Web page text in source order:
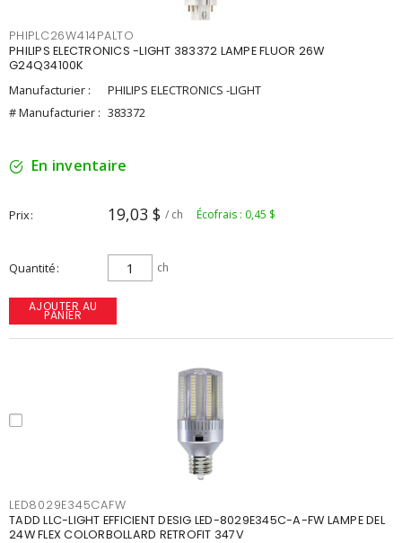
PHIPLC26W414PALTO
PHILIPS ELECTRONICS -LIGHT 383372 LAMPE FLUOR 26W
G24Q34100K
Manufacturier :
PHILIPS ELECTRONICS -LIGHT
# Manufacturier : 383372
En inventaire
Prix 19,03 $ / ch Écofrais : 0,45 $
Quantité ch
AJOUTER AU
PANIER
LED8029E345CAFW
TADD LLC-LIGHT EFFICIENT DESIG LED-8029E345C-A-FW LAMPE DEL
24W FLEX COLORBOLLARD RETROFIT 347V